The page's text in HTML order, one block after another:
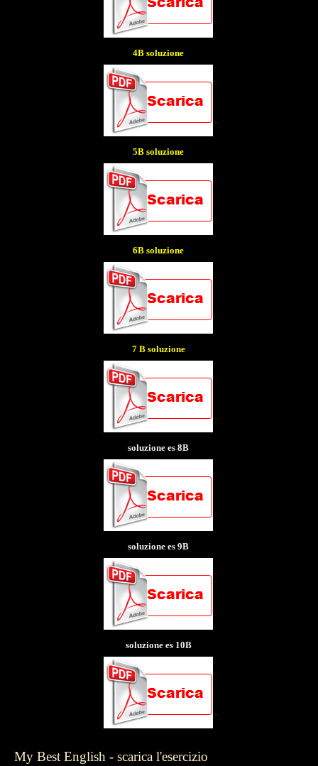
4B soluzione
5B soluzione
6B soluzione
7 B soluzione
soluzione es 8B
soluzione es 9B
soluzione es 10B
My Best English - scarica l'esercizio